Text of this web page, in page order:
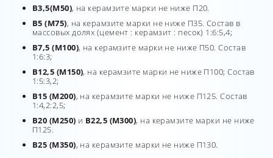
B3,5(М50), на керамзите марки не ниже П20.
В5 (М75), на керамзите марки не ниже П35. Состав в
массовых долях (цемент : керамзит : песок) 1:6:5,4;
В7,5 (М100), на керамзите марки не ниже П50. Состав
1:6:3;
В12,5 (М150), на керамзите марки не ниже П100; Состав
1:5:3,2;
В15 (М200), на керамзите марки не ниже П125. Состав
1:4,2:2,5;
В20 (М250) и В22,5 (М300), на керамзите марки не ниже
П125.
В25 (М350), на керамзите марки не ниже П130.